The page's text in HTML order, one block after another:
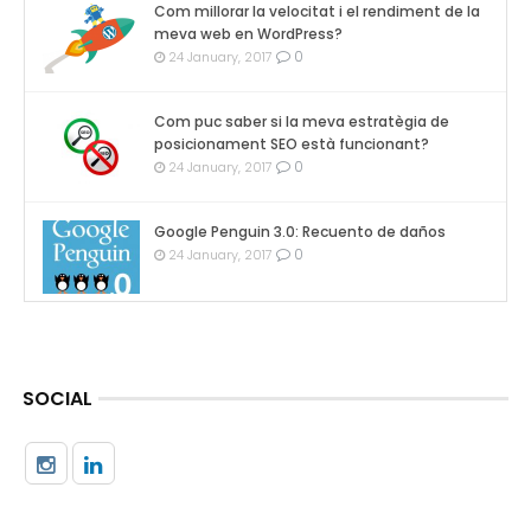
Com millorar la velocitat i el rendiment de la
meva web en WordPress?
24 January, 2017 0
Com puc saber si la meva estratègia de
posicionament SEO està funcionant?
24 January, 2017 0
Google Penguin 3.0: Recuento de daños
24 January, 2017 0
SOCIAL